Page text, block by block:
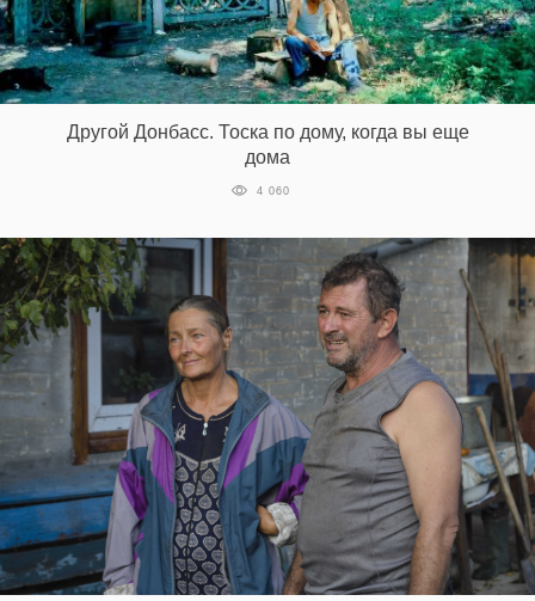
Другой Донбасс. Тоска по дому, когда вы еще
дома
4 060